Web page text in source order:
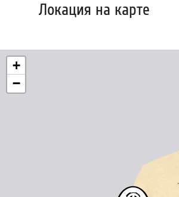
Локация на карте
+
−